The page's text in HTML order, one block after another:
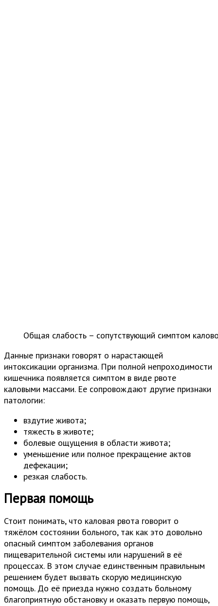
Общая слабость – сопутствующий симптом
Данные признаки говорят о нарастающей
интоксикации организма. При полной непроходимости
кишечника появляется симптом в виде рвоте
каловыми массами. Ее сопровождают другие признаки
патологии:
вздутие живота;
тяжесть в животе;
болевые ощущения в области живота;
уменьшение или полное прекращение актов
дефекации;
резкая слабость.
Первая помощь
Стоит понимать, что каловая рвота говорит о
тяжёлом состоянии больного, так как это довольно
опасный симптом заболевания органов
пищеварительной системы или нарушений в её
процессах. В этом случае единственным правильным
решением будет вызвать скорую медицинскую
помощь. До её приезда нужно создать больному
благоприятную обстановку и оказать первую помощь,